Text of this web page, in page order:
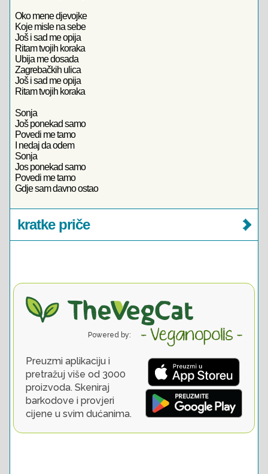
Oko mene djevojke
Koje misle na sebe
Još i sad me opija
Ritam tvojih koraka
Ubija me dosada
Zagrebačkih ulica
Još i sad me opija
Ritam tvojih koraka
Sonja
Još ponekad samo
Povedi me tamo
I nedaj da odem
Sonja
Jos ponekad samo
Povedi me tamo
Gdje sam davno ostao
kratke priče